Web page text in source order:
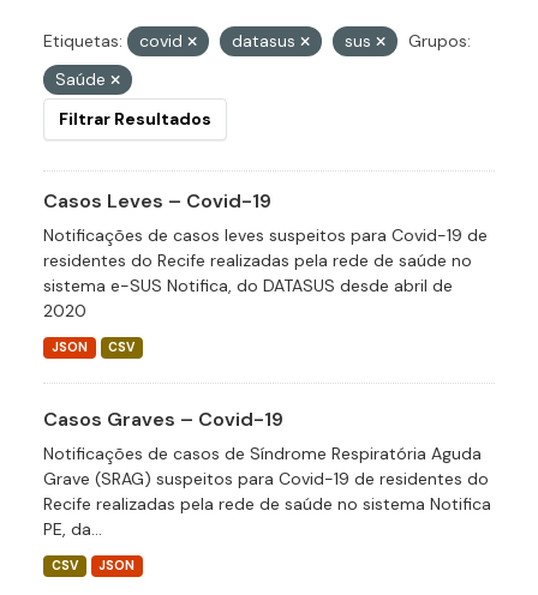
Etiquetas: covid datasus sus
Grupos:
Saúde
Filtrar Resultados
Casos Leves – Covid-19
Notificações de casos leves suspeitos para Covid-19 de
residentes do Recife realizadas pela rede de saúde no
sistema e-SUS Notifica, do DATASUS desde abril de
2020
JSON CSV
Casos Graves – Covid-19
Notificações de casos de Síndrome Respiratória Aguda
Grave (SRAG) suspeitos para Covid-19 de residentes do
Recife realizadas pela rede de saúde no sistema Notifica
PE, da...
CSV JSON